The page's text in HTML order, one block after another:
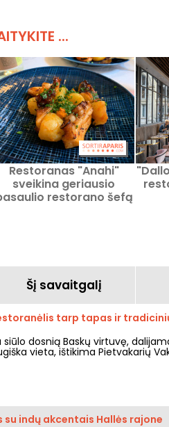
...
Restoranas "Anahi"
sveikina geriausio
restorano šefą
Šį savaitgalį
tarp tapas ir
dosnią Baskų virtuvę,
vieta, ištikima Pietvakarių
su indų akcentais Hallės rajone